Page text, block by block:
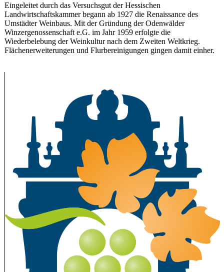
Eingeleitet durch das Versuchsgut der Hessischen
Landwirtschaftskammer begann ab 1927 die Renaissance des
Umstädter Weinbaus. Mit der Gründung der Odenwälder
Winzergenossenschaft e.G. im Jahr 1959 erfolgte die
Wiederbelebung der Weinkultur nach dem Zweiten Weltkrieg.
Flächenerweiterungen und Flurbereinigungen gingen damit einher.